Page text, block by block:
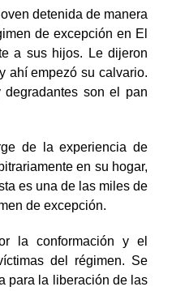
detenida de manera
de excepción en El
a sus hijos. Le dijeron
ahí empezó su calvario.
degradantes son el pan
de la experiencia de
en su hogar,
es una de las miles de
de excepción.
la conformación y el
del régimen. Se
para la liberación de las